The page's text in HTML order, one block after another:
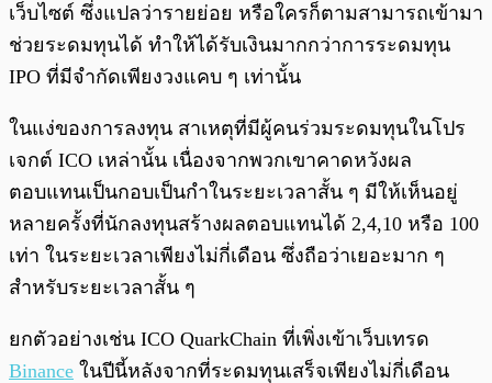
เว็บไซต์ ซึ่งแปลว่ารายย่อย หรือใครก็ตามสามารถเข้ามา
ช่วยระดมทุนได้ ทำให้ได้รับเงินมากกว่าการระดมทุน
IPO ที่มีจำกัดเพียงวงแคบ ๆ เท่านั้น
ในแง่ของการลงทุน สาเหตุที่มีผู้คนร่วมระดมทุนในโปร
เจกต์ ICO เหล่านั้น เนื่องจากพวกเขาคาดหวังผล
ตอบแทนเป็นกอบเป็นกำในระยะเวลาสั้น ๆ มีให้เห็นอยู่
หลายครั้งที่นักลงทุนสร้างผลตอบแทนได้ 2,4,10 หรือ 100
เท่า ในระยะเวลาเพียงไม่กี่เดือน ซึ่งถือว่าเยอะมาก ๆ
สำหรับระยะเวลาสั้น ๆ
ยกตัวอย่างเช่น ICO QuarkChain ที่เพิ่งเข้าเว็บเทรด
Binance ในปีนี้หลังจากที่ระดมทุนเสร็จเพียงไม่กี่เดือน